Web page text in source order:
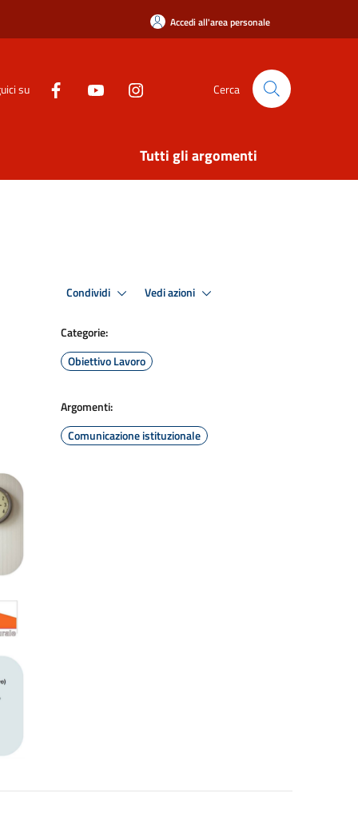
Accedi all'area personale
su Cerca
Tutti gli argomenti
Condividi Vedi azioni
Categorie:
Obiettivo Lavoro
Argomenti:
Comunicazione istituzionale